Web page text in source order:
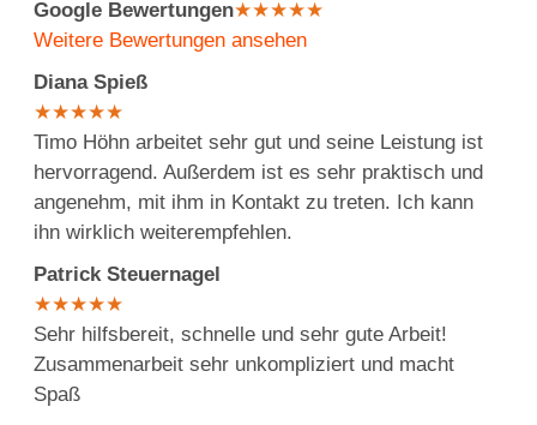
Google Bewertungen★★★★★
Weitere Bewertungen ansehen
Diana Spieß
★★★★★
Timo Höhn arbeitet sehr gut und seine Leistung ist
hervorragend. Außerdem ist es sehr praktisch und
angenehm, mit ihm in Kontakt zu treten. Ich kann
ihn wirklich weiterempfehlen.
Patrick Steuernagel
★★★★★
Sehr hilfsbereit, schnelle und sehr gute Arbeit!
Zusammenarbeit sehr unkompliziert und macht
Spaß